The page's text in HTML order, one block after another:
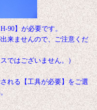
90】が必要です。
来ませんので、ご注意くだ
ではございません。）
れる【工具が必要】をご選